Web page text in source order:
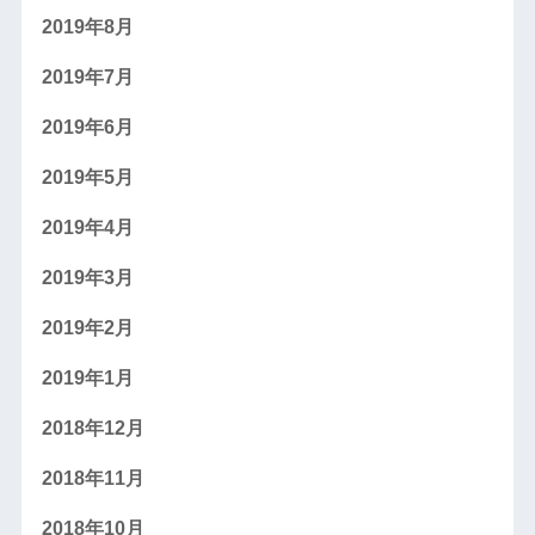
2019年8月
2019年7月
2019年6月
2019年5月
2019年4月
2019年3月
2019年2月
2019年1月
2018年12月
2018年11月
2018年10月